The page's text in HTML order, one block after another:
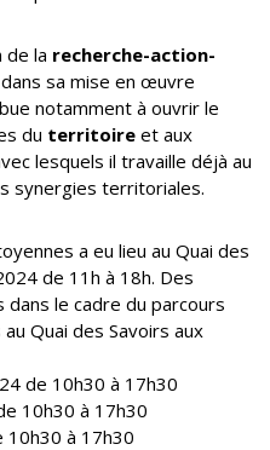
de la recherche-action-
sa mise en œuvre
notamment à ouvrir le
du territoire et aux
lesquels il travaille déjà au
synergies territoriales.
a eu lieu au Quai des
de 11h à 18h. Des
dans le cadre du parcours
Quai des Savoirs aux
de 10h30 à 17h30
10h30 à 17h30
10h30 à 17h30